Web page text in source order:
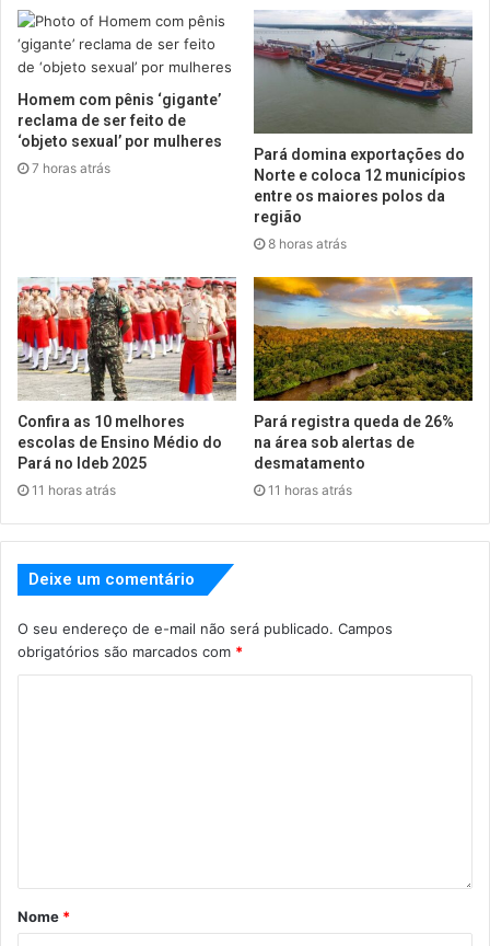
Homem com pênis ‘gigante’
reclama de ser feito de
‘objeto sexual’ por mulheres
7 horas atrás
Pará domina exportações do
Norte e coloca 12 municípios
entre os maiores polos da
região
8 horas atrás
Confira as 10 melhores
escolas de Ensino Médio do
Pará no Ideb 2025
11 horas atrás
Pará registra queda de 26%
na área sob alertas de
desmatamento
11 horas atrás
Deixe um comentário
O seu endereço de e-mail não será publicado. Campos
obrigatórios são marcados com *
Nome *